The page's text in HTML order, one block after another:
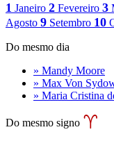
1 Janeiro 2 Fevereiro 3
Agosto 9 Setembro 10
Do mesmo dia
» Mandy Moore
» Max Von
» Maria Cristina
Do mesmo signo